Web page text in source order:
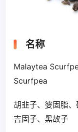
名称
Malaytea
Scurfpea
胡韭子、婆固脂、
吉固子、黑故子